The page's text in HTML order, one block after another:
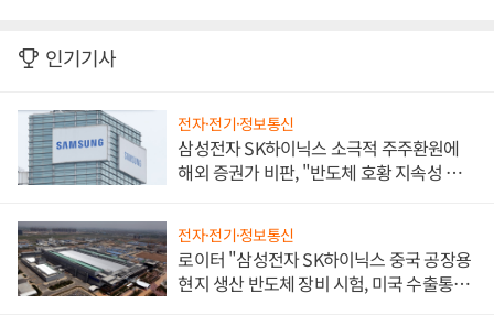
인기기사
전자·전기·정보통신
삼성전자 SK하이닉스 소극적 주주환원에
해외 증권가 비판, "반도체 호황 지속성 의
전자·전기·정보통신
로이터 "삼성전자 SK하이닉스 중국 공장용
현지 생산 반도체 장비 시험, 미국 수출통제